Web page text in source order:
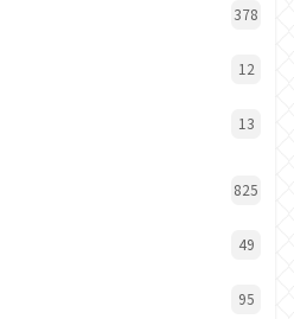
378
12
13
825
49
95